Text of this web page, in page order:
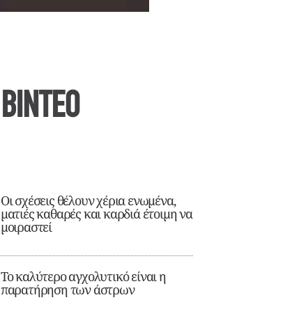
ΒΙΝΤΕΟ
Οι σχέσεις θέλουν χέρια ενωμένα,
ματιές καθαρές και καρδιά έτοιμη να
μοιραστεί
Το καλύτερο αγχολυτικό είναι η
παρατήρηση των άστρων